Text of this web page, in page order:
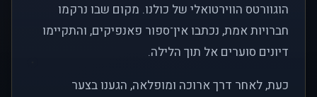
הוגוורטס הווירטואלי של כולנו. מקום שבו נרקמו
חברויות אמת, נכתבו אין־ספור פאנפיקים, והתקיימו
דיונים סוערים אל תוך הלילה.
כעת, לאחר דרך ארוכה ומופלאה, הגענו בצער